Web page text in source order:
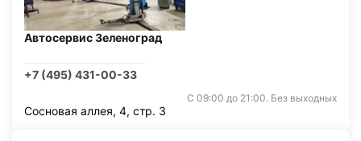
Автосервис Зеленоград
+7 (495) 431-00-33
С 09:00 до 21:00. Без выходных
Сосновая аллея, 4, стр. 3